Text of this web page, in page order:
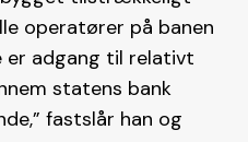
operatører på banen
er adgang til relativt
statens bank
fastslår han og